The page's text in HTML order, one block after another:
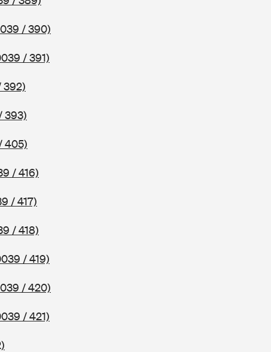
/ 390)
/ 391)
392)
393)
405)
/ 416)
/ 417)
/ 418)
/ 419)
/ 420)
/ 421)